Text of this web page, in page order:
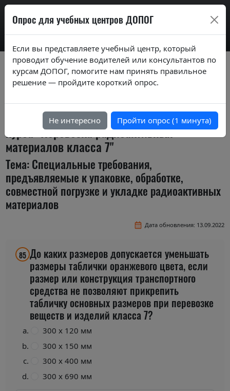
AdrExam
Вопросы экзаменационных билетов по
курсам ДОПОГ ver. 2020
Экзаменационные задания (тестовые
вопросы) по темам специализированного
курса "Перевозка радиоактивных
материалов класса 7"
Тема: Специальные требования,
предъявляемые к упаковке, обработке,
совместной погрузке и укладке радиоактивных
материалов
Дата обновления: 13.09.2022
85 До каких размеров допускается уменьшать
размеры таблички оранжевого цвета, если
размер или конструкция транспортного
средства не позволяют прикрепить
табличку основных размеров при перевозке
веществ и изделий класса 7?
300 х 120 мм
300 х 150 мм
300 х 400 мм
300 х 690 мм
Опрос для учебных центров ДОПОГ
Если вы представляете учебный центр, который
проводит обучение водителей или консультантов по
курсам ДОПОГ, помогите нам принять правильное
решение — пройдите короткий опрос.
Не интересно Пройти опрос (1 минута)